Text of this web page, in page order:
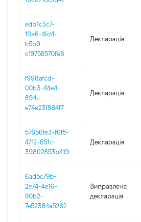
edb1c3c7-
10a6-4fd4-
b5b9-
cf9758570fe8
Декларація
f998afcd-
00b3-44e4-
894c-
e74e23f884f7
Декларація
57656fe3-f6f5-
47f2-851c-
39802853b419
Декларація
6ad5c79b-
2e74-4e16-
90b2-
7e52384a5262
Виправлена
декларація